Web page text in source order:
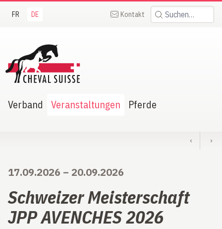
FR DE Kontakt Suchen:
Suisse
Verband Veranstaltungen Pferde
‹ ›
17.09.2026 – 20.09.2026
Schweizer Meisterschaft
JPP AVENCHES 2026